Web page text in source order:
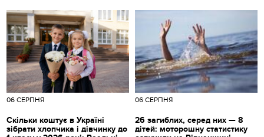
06 СЕРПНЯ
Скільки коштує в Україні
зібрати хлопчика і дівчинку до
06 СЕРПНЯ
26 загиблих, серед них — 8
дітей: моторошну статистику